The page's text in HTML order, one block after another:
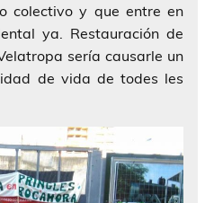
colectivo y que entre en
ya. Restauración de
sería causarle un
de vida de todes les